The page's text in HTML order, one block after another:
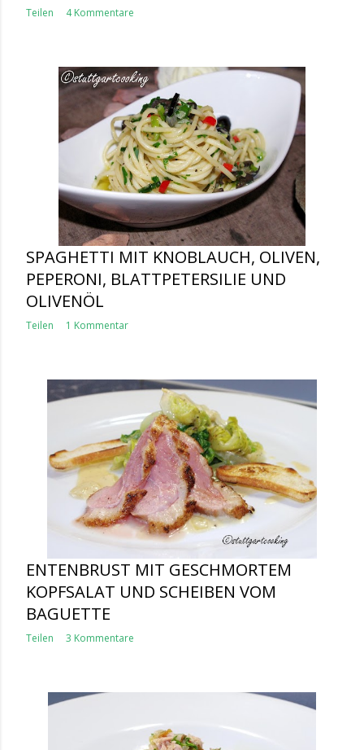
Teilen 4 Kommentare
SPAGHETTI MIT KNOBLAUCH, OLIVEN,
PEPERONI, BLATTPETERSILIE UND
OLIVENÖL
Teilen 1 Kommentar
ENTENBRUST MIT GESCHMORTEM
KOPFSALAT UND SCHEIBEN VOM
BAGUETTE
Teilen 3 Kommentare